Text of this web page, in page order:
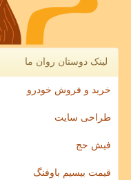
لینک دوستان روان ما
خرید و فروش خودرو
طراحی سایت
فیش حج
قیمت بیسیم باوفنگ